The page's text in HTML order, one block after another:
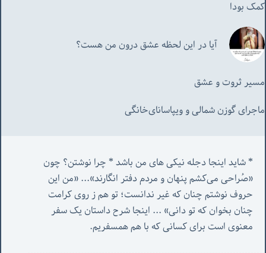
کمک بودا
آیا در این لحظه عشق درون من هست؟
مسیر ثروت و عشق
ماجرای گوزن شمالی و‌ ویپاسانای‌خانگی
«صُراحی می‌کشم پنهان‌ و مردم‌ دفتر انگارند»... «
چنان بخوان که تو دانی» ...
معنوی است برای کسانی که با هم همسفریم.